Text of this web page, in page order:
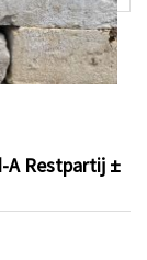
A Restpartij ±